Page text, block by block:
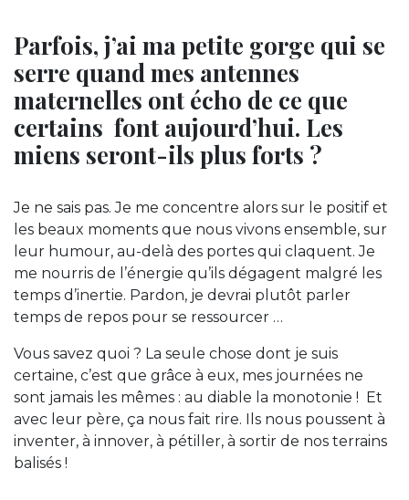
Parfois, j’ai ma petite gorge qui se
serre quand mes antennes
maternelles ont écho de ce que
certains font aujourd’hui. Les
miens seront-ils plus forts ?
Je ne sais pas. Je me concentre alors sur le positif et
les beaux moments que nous vivons ensemble, sur
leur humour, au-delà des portes qui claquent. Je
me nourris de l’énergie qu’ils dégagent malgré les
temps d’inertie. Pardon, je devrai plutôt parler
temps de repos pour se ressourcer …
Vous savez quoi ? La seule chose dont je suis
certaine, c’est que grâce à eux, mes journées ne
sont jamais les mêmes : au diable la monotonie ! Et
avec leur père, ça nous fait rire. Ils nous poussent à
inventer, à innover, à pétiller, à sortir de nos terrains
balisés !